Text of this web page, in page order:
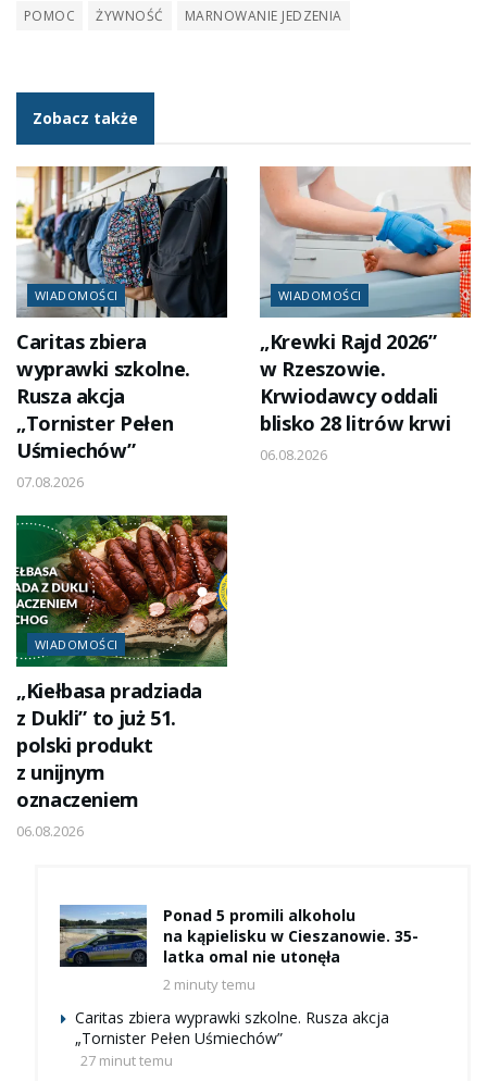
POMOC
ŻYWNOŚĆ MARNOWANIE JEDZENIA
Zobacz także
WIADOMOŚCI
Caritas zbiera
wyprawki szkolne.
Rusza akcja
„Tornister Pełen
Uśmiechów”
07.08.2026
WIADOMOŚCI
„Krewki Rajd 2026”
w Rzeszowie.
Krwiodawcy oddali
blisko 28 litrów krwi
06.08.2026
WIADOMOŚCI
„Kiełbasa pradziada
z Dukli” to już 51.
polski produkt
z unijnym
oznaczeniem
06.08.2026
Ponad 5 promili alkoholu
na kąpielisku w Cieszanowie. 35-
latka omal nie utonęła
2 minuty temu
Caritas zbiera wyprawki szkolne. Rusza akcja
„Tornister Pełen Uśmiechów”
27 minut temu